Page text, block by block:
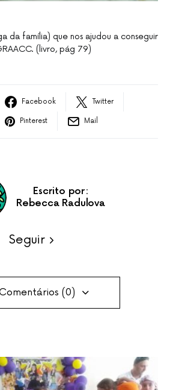
da família) que nos ajudou a conseguir
(livro, pág 79)
Facebook Twitter
Pinterest Mail
Escrito por:
Rebecca Radulova
Seguir
(0)